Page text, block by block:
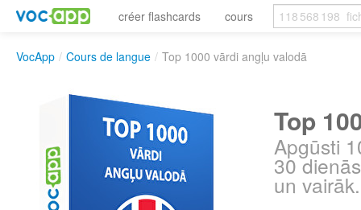
créer flashcards cours
VocApp / Cours de langue / Top 1000 vārdi angļu valodā
Top
Apgūsti
30
un